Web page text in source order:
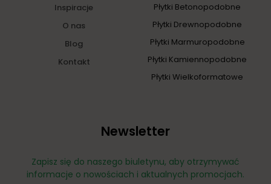
Inspiracje
O nas
Blog
Kontakt
Płytki Betonopodobne
Płytki Drewnopodobne
Płytki Marmuropodobne
Płytki Kamiennopodobne
Płytki Wielkoformatowe
Newsletter
Zapisz się do naszego biuletynu, aby otrzymywać
informacje o nowościach i aktualnych promocjach.